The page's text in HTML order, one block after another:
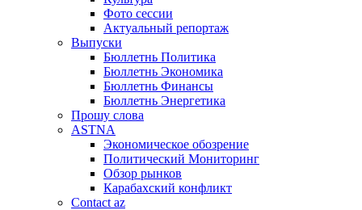
Фото сессии
Актуальный репортаж
Выпуски
Бюллетнь Политика
Бюллетнь Экономика
Бюллетнь Финансы
Бюллетнь Энергетика
Прошу слова
ASTNA
Экономическое обозрение
Политический Мониторинг
Обзор рынков
Карабахский конфликт
Contact az